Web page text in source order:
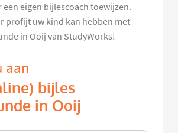
een eigen bijlescoach toewijzen.
profijt uw kind kan hebben met
in Ooij van StudyWorks!
aan
bijles
in Ooij